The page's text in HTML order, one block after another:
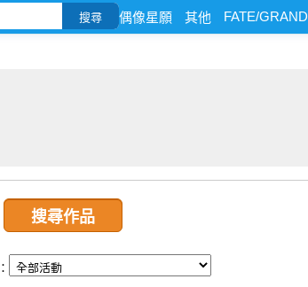
搜尋 偶像星願 其他 FATE/GRAND